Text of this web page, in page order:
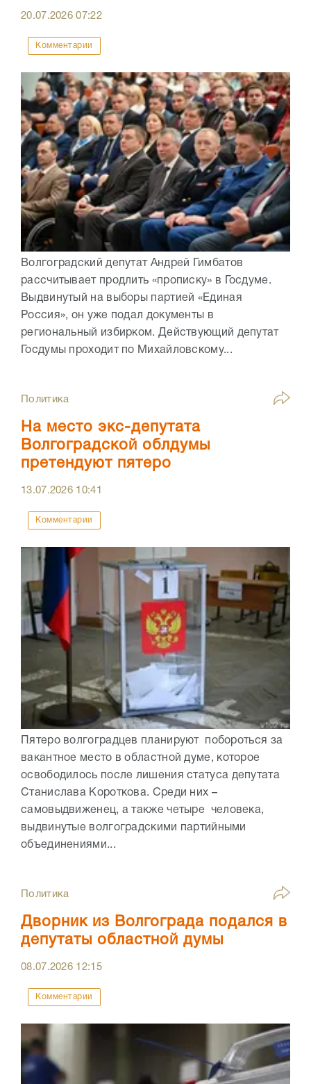
20.07.202607:22
Комментарии
Волгоградский депутат Андрей Гимбатов
рассчитывает продлить «прописку» в Госдуме.
Выдвинутый на выборы партией «Единая
Россия», он уже подал документы в
региональный избирком. Действующий депутат
Госдумы проходит по Михайловскому...
Политика
На место экс-депутата
Волгоградской облдумы
претендуют пятеро
13.07.2026 10:41
Комментарии
Пятеро волгоградцев планируют побороться за
вакантное место в областной думе, которое
освободилось после лишения статуса депутата
Станислава Короткова. Среди них –
самовыдвиженец, а также четыре человека,
выдвинутые волгоградскими партийными
объединениями...
Политика
Дворник из Волгограда подался в
депутаты областной думы
08.07.2026 12:15
Комментарии